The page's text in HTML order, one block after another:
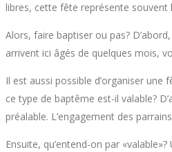
libres, cette fête représente souvent
Alors, faire baptiser ou pas?
arrivent ici âgés de quelques mois,
Il est aussi possible d’organiser
ce type de baptême est-il valable?
préalable. L’engagement des
Ensuite, qu’entend-on par